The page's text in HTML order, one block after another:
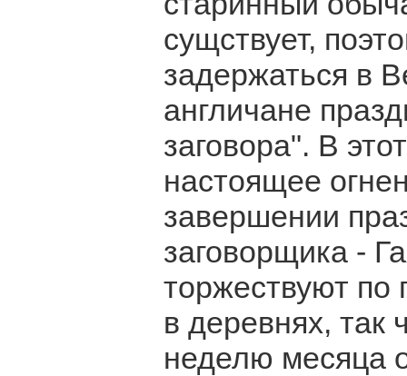
сущствует,
задержаться в
англичане
заговора". В
настоящее
завершении
заговорщика -
торжествуют по
в деревнях, так
неделю месяца